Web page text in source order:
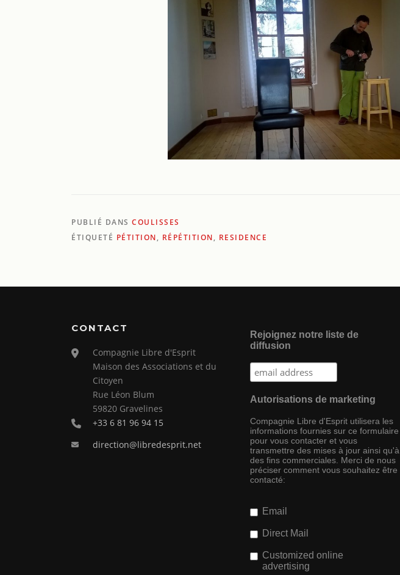
PUBLIÉ DANS COULISSES
ÉTIQUETÉ PÉTITION, RÉPÉTITION, RESIDENCE
CONTACT
Compagnie Libre d'Esprit
Maison des Associations et du
Citoyen
Rue Léon Blum
59820 Gravelines
+33 6 81 96 94 15
direction@libredesprit.net
Rejoignez notre liste de
diffusion
Autorisations de marketing
Compagnie Libre d'Esprit utilisera les
informations fournies sur ce formulaire
pour vous contacter et vous
transmettre des mises à jour ainsi qu'à
des fins commerciales. Merci de nous
préciser comment vous souhaitez être
contacté:
Email
Direct Mail
Customized online
advertising